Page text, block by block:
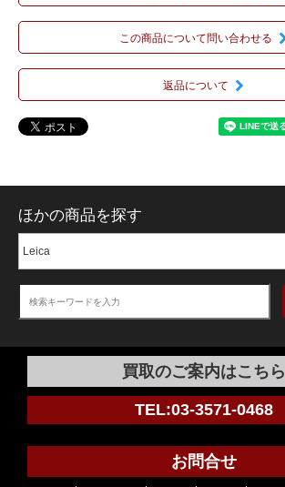
この商品について問い合わせる
返品について
ほかの商品を探す
買取のご案内はこちら
TEL:03-3571-0468
お問合せ